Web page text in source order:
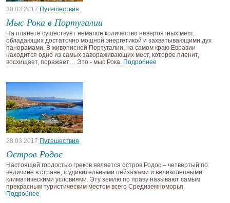
30.03.2017 Путешествия
Мыс Рока в Португалии
На планете существует немалое количество невероятных мест,
обладающих достаточно мощной энергетикой и захватывающими дух
панорамами. В живописной Португалии, на самом краю Евразии
находится одно из самых завораживающих мест, которое пленит,
восхищает, поражает… Это - мыс Рока. Подробнее
28.03.2017 Путешествия
Остров Родос
Настоящей гордостью греков является остров Родос – четвертый по
величине в стране, с удивительными пейзажами и великолепными
климатическими условиями. Эту землю по праву называют самым
прекрасным туристическим местом всего Средиземноморья.
Подробнее